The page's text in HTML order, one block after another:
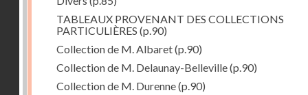
TABLEAUX PROVENANT DES COLLECTIONS
PARTICULIÈRES (p.90)
Collection de M. Albaret(p.90)
Collection de M. Delaunay-Belleville(p.90)
Collection de M. Durenne(p.90)